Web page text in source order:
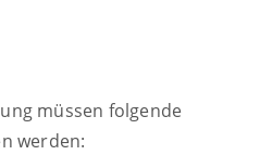
müssen folgende
werden: